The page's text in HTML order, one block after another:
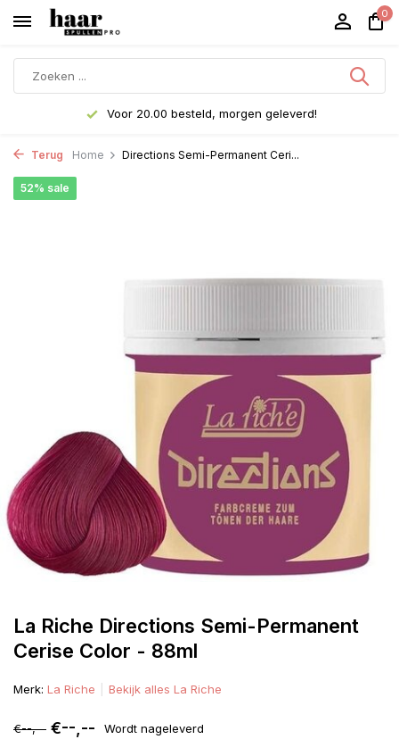
0
Voor 20.00 besteld, morgen geleverd!
Terug Home Directions Semi-Permanent Ceri...
La Riche Directions Semi-Permanent
Cerise Color - 88ml
52% sale
Merk: La Riche Bekijk alles La Riche
€--,-- €--,-- Wordt nageleverd